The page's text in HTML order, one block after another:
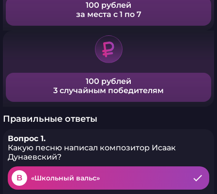
100 рублей
за места с 1 по 7
100 рублей
3 случайным победителям
Правильные ответы
Вопрос 1.
Какую песню написал композитор Исаак
Дунаевский?
B «Школьный вальс»